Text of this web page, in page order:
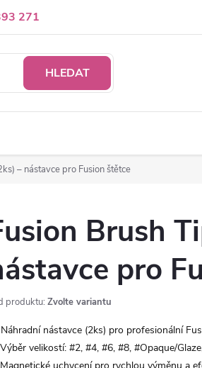
271
HLEDAT
– nástavce pro Fusion štětce
Brush
pro
produktu: Zvolte variantu
nástavce (2ks) pro profesionální
velikostí: #2, #4, #6, #8, #Opaque/